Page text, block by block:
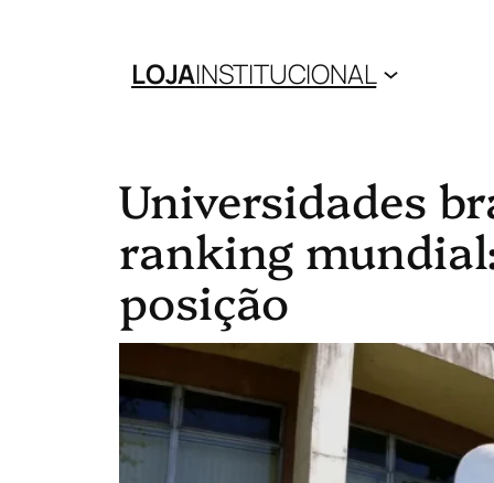
LOJAINSTITUCIONAL
Universidades
ranking
posição